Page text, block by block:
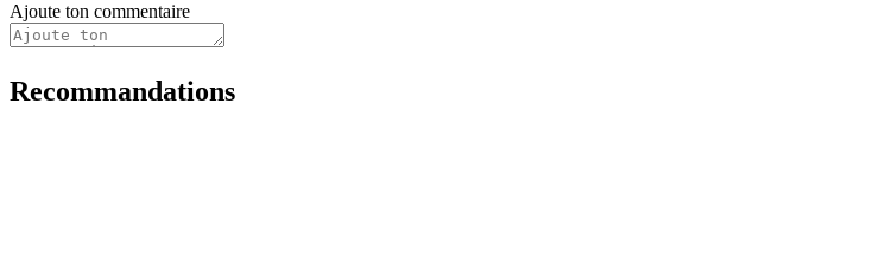
Ajoute ton commentaire
Recommandations